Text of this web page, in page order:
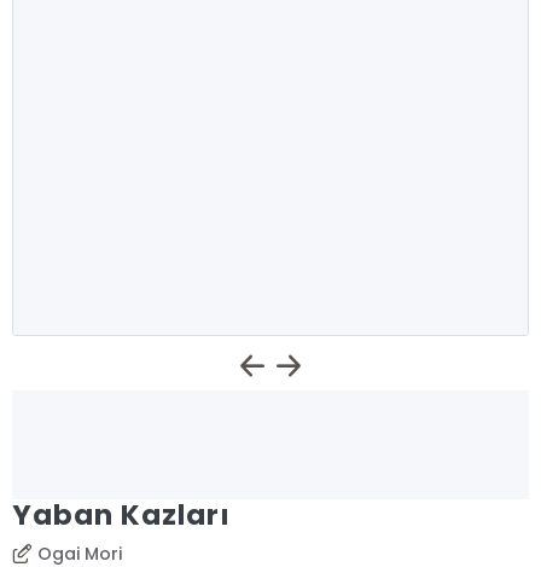
Yaban Kazları
Ogai Mori